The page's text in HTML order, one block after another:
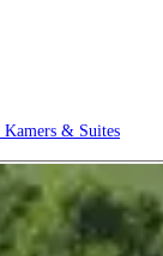
Kamers & Suites